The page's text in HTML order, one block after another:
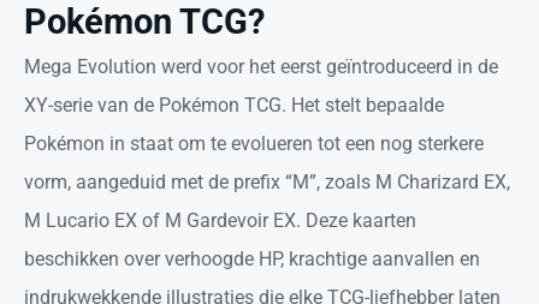
Pokémon TCG?
Mega Evolution werd voor het eerst geïntroduceerd in de
XY-serie van de Pokémon TCG. Het stelt bepaalde
Pokémon in staat om te evolueren tot een nog sterkere
vorm, aangeduid met de prefix “M”, zoals M Charizard EX,
M Lucario EX of M Gardevoir EX. Deze kaarten
beschikken over verhoogde HP, krachtige aanvallen en
indrukwekkende illustraties die elke TCG-liefhebber laten